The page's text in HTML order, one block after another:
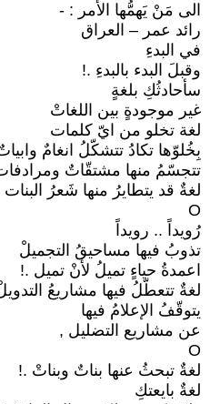
الى مَنْ يَهمُّها الأمر : -
رائد عمر – العراق
في البدءِ
وقبلَ البدء بالبدءِ .!
سأحادثُكِ بلغةٍ
غير موجودةٍ بين اللغاتْ
لغة تخلو من ايّ كلمات
بِخُلوّها تكادُ تتشكّلُ انغامٌ
تتجسّمُ منها مشتقّاتٌ
لغةٌ قد يتطايرُ منها شَعرُ البنات
O
رُويداً .. رويداً
تذوبُ فيها مساحيقُ التجميلْ
اعمدةُ حياءٍ تميلُ لأنْ تميل .!
لغةٌ تتعطّلُ فيها مشاريعُ
يتوقّفُ الإعلامُ فيها
عن مشاريع التضليل ,
O
لغةٌ تبحثُ عنها بناتٌ وبناتْ .!
لغةٌ بايعتكِ